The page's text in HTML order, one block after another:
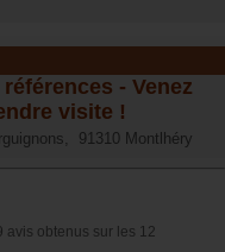
- Venez
visite !
91310 Montlhéry
avis obtenus sur les 12